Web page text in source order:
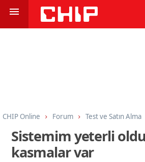
CHIP Online Forum Test ve Satın Alma
Sistemim yeterli
kasmalar var